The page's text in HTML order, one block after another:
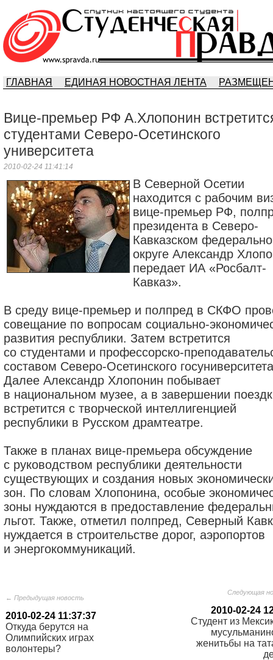
ГЛАВНАЯ ЕДИНАЯ НОВОСТНАЯ ЛЕНТА
Вице-премьер РФ А.Хлопонин
студентами Северо-Осетинского
университета
2010-02-24 11:41:14
В Северной Осетии
находится с рабочим
вице-премьер РФ,
президента в Северо-
Кавказском
округе Александр
передает ИА «Росбалт-
Кавказ».
В среду вице-премьер и полпред в СКФО
совещание по вопросам социально-
развития республики. Затем встретится
со студентами и профессорско-
составом Северо-Осетинского
Далее Александр Хлопонин побывает
в национальном музее, а в завершении
встретится с творческой интеллигенцией
республики в Русском драмтеатре.
Также в планах вице-премьера обсуждение
с руководством республики деятельности
существующих и создания новых
зон. По словам Хлопонина, особые
зоны нуждаются в предоставление
льгот. Также, отметил полпред, Северный
нуждается в строительстве дорог, аэропортов
и энергокоммуникаций.
← Предыдущая новость
2010-02-24 11:37:37
Откуда берутся на
Олимпийских играх
волонтеры?
Следующая
2010-02-24
Студент из
женитьбы на